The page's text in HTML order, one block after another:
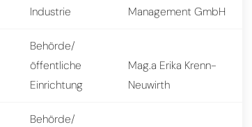
Industrie
Management GmbH
Behörde/
öffentliche
Einrichtung
Mag.a Erika Krenn-
Neuwirth
Behörde/